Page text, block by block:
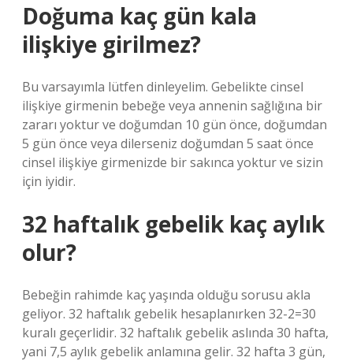
Doğuma kaç gün kala
ilişkiye girilmez?
Bu varsayımla lütfen dinleyelim. Gebelikte cinsel
ilişkiye girmenin bebeğe veya annenin sağlığına bir
zararı yoktur ve doğumdan 10 gün önce, doğumdan
5 gün önce veya dilerseniz doğumdan 5 saat önce
cinsel ilişkiye girmenizde bir sakınca yoktur ve sizin
için iyidir.
32 haftalık gebelik kaç aylık
olur?
Bebeğin rahimde kaç yaşında olduğu sorusu akla
geliyor. 32 haftalık gebelik hesaplanırken 32-2=30
kuralı geçerlidir. 32 haftalık gebelik aslında 30 hafta,
yani 7,5 aylık gebelik anlamına gelir. 32 hafta 3 gün,